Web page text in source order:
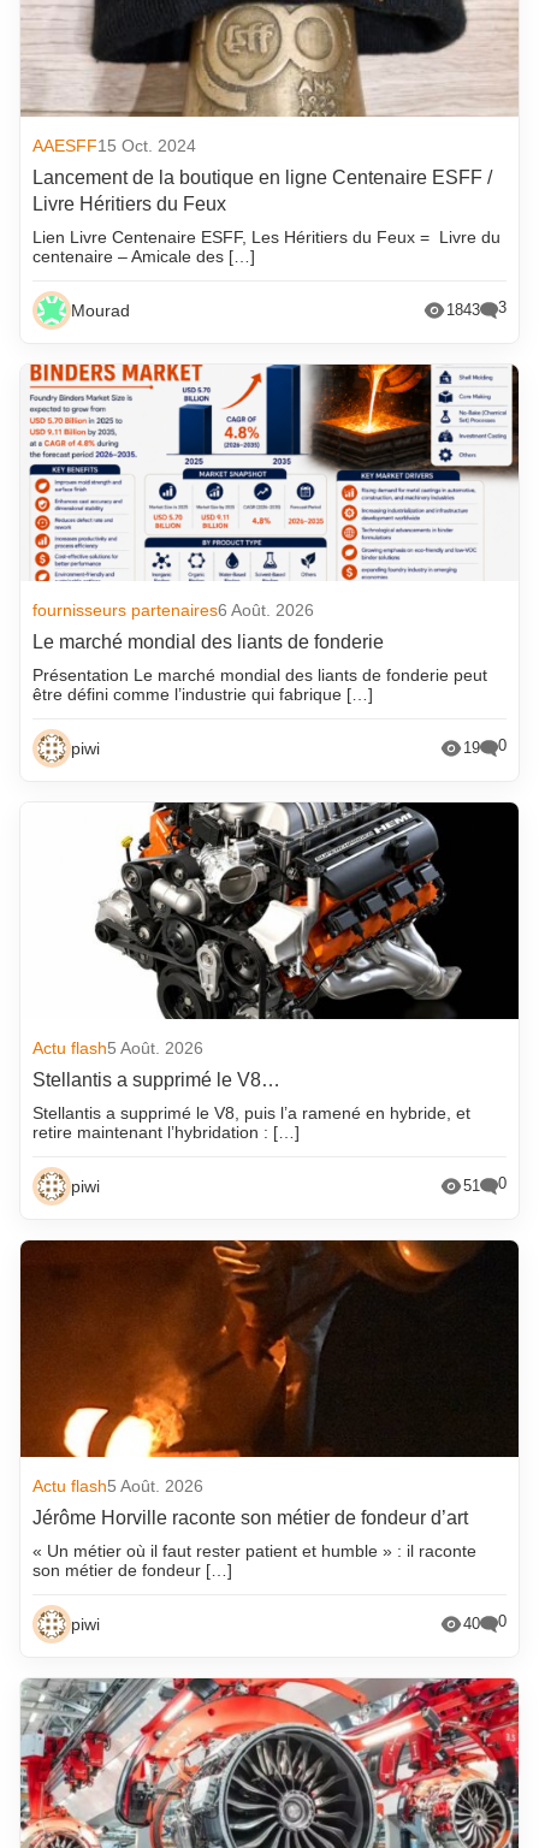
AAESFF15 Oct. 2024
Lancement de la boutique en ligne Centenaire ESFF /
Livre Héritiers du Feux
Lien Livre Centenaire ESFF, Les Héritiers du Feux = Livre du
centenaire – Amicale des […]
Mourad 1843 3
fournisseurs partenaires6 Août. 2026
Le marché mondial des liants de fonderie
Présentation Le marché mondial des liants de fonderie peut
être défini comme l’industrie qui fabrique […]
piwi 19 0
Actu flash5 Août. 2026
Stellantis a supprimé le V8…
Stellantis a supprimé le V8, puis l’a ramené en hybride, et
retire maintenant l’hybridation : […]
piwi 51 0
Actu flash5 Août. 2026
Jérôme Horville raconte son métier de fondeur d’art
« Un métier où il faut rester patient et humble » : il raconte
son métier de fondeur […]
piwi 40 0